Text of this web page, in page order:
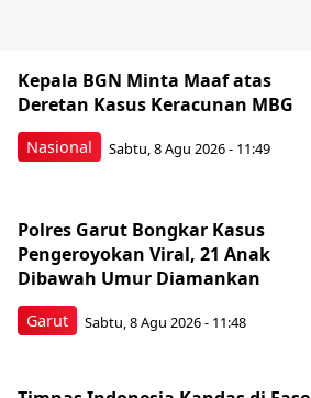
Nasional
Kepala BGN Minta Maaf atas
Deretan Kasus Keracunan MBG
Sabtu, 8 Agu 2026 - 11:49
Garut
Polres Garut Bongkar Kasus
Pengeroyokan Viral, 21 Anak
Dibawah Umur Diamankan
Sabtu, 8 Agu 2026 - 11:48